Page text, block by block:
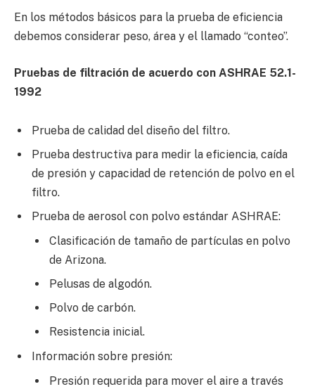
En los métodos básicos para la prueba de eficiencia
debemos considerar peso, área y el llamado “conteo”.
Pruebas de filtración de acuerdo con ASHRAE 52.1-
1992
Prueba de calidad del diseño del filtro.
Prueba destructiva para medir la eficiencia, caída
de presión y capacidad de retención de polvo en el
filtro.
Prueba de aerosol con polvo estándar ASHRAE:
Clasificación de tamaño de partículas en polvo
de Arizona.
Pelusas de algodón.
Polvo de carbón.
Resistencia inicial.
Información sobre presión:
Presión requerida para mover el aire a través